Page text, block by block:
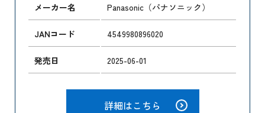
メーカー名 Panasonic（パナソニック）
JANコード 4549980896020
発売日 2025-06-01
詳細はこちら